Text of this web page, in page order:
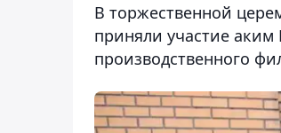
В торжественной
приняли участие аким
производственного